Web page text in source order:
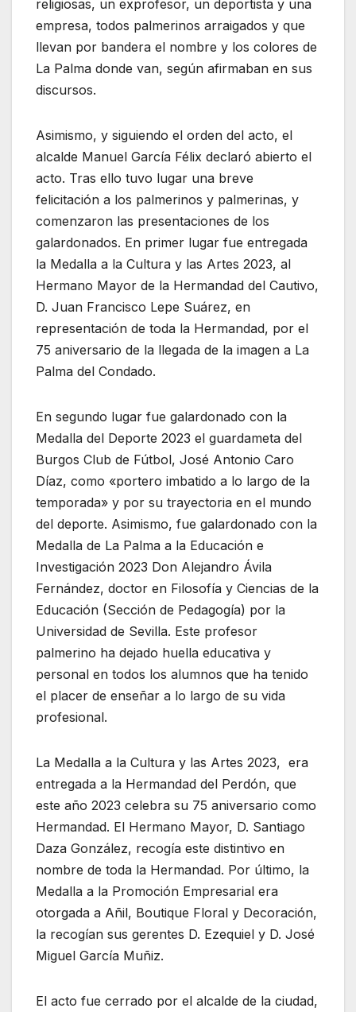
religiosas, un exprofesor, un deportista y una
empresa, todos palmerinos arraigados y que
llevan por bandera el nombre y los colores de
La Palma donde van, según afirmaban en sus
discursos.
Asimismo, y siguiendo el orden del acto, el
alcalde Manuel García Félix declaró abierto el
acto. Tras ello tuvo lugar una breve
felicitación a los palmerinos y palmerinas, y
comenzaron las presentaciones de los
galardonados. En primer lugar fue entregada
la Medalla a la Cultura y las Artes 2023, al
Hermano Mayor de la Hermandad del Cautivo,
D. Juan Francisco Lepe Suárez, en
representación de toda la Hermandad, por el
75 aniversario de la llegada de la imagen a La
Palma del Condado.
En segundo lugar fue galardonado con la
Medalla del Deporte 2023 el guardameta del
Burgos Club de Fútbol, José Antonio Caro
Díaz, como «portero imbatido a lo largo de la
temporada» y por su trayectoria en el mundo
del deporte. Asimismo, fue galardonado con la
Medalla de La Palma a la Educación e
Investigación 2023 Don Alejandro Ávila
Fernández, doctor en Filosofía y Ciencias de la
Educación (Sección de Pedagogía) por la
Universidad de Sevilla. Este profesor
palmerino ha dejado huella educativa y
personal en todos los alumnos que ha tenido
el placer de enseñar a lo largo de su vida
profesional.
La Medalla a la Cultura y las Artes 2023, era
entregada a la Hermandad del Perdón, que
este año 2023 celebra su 75 aniversario como
Hermandad. El Hermano Mayor, D. Santiago
Daza González, recogía este distintivo en
nombre de toda la Hermandad. Por último, la
Medalla a la Promoción Empresarial era
otorgada a Añil, Boutique Floral y Decoración,
la recogían sus gerentes D. Ezequiel y D. José
Miguel García Muñiz.
El acto fue cerrado por el alcalde de la ciudad,